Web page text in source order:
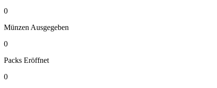
0
Münzen Ausgegeben
0
Packs Eröffnet
0